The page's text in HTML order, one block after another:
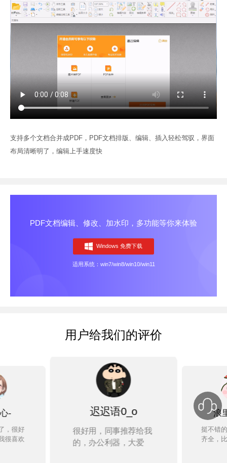
支持多个文档合并成PDF，PDF文档排版、编辑、插入轻松驾驭，界面
布局清晰明了，编辑上手速度快
PDF文档编辑、修改、加水印，多功能等你来体验
Windows 免费下载
适用系统：win7/win8/win10/win11
用户给我们的评价
0_o
推荐给我
，大爱
浪里小白龙
挺不错的编辑器，功能
齐全，比较满意
操安
没出